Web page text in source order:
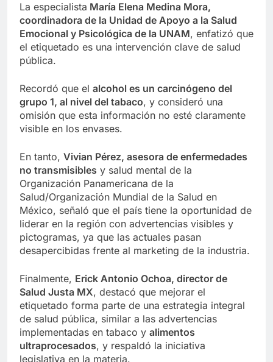
La especialista María Elena Medina Mora,
coordinadora de la Unidad de Apoyo a la Salud
Emocional y Psicológica de la UNAM, enfatizó que
el etiquetado es una intervención clave de salud
pública.
Recordó que el alcohol es un carcinógeno del
grupo 1, al nivel del tabaco, y consideró una
omisión que esta información no esté claramente
visible en los envases.
En tanto, Vivian Pérez, asesora de enfermedades
no transmisibles y salud mental de la
Organización Panamericana de la
Salud/Organización Mundial de la Salud en
México, señaló que el país tiene la oportunidad de
liderar en la región con advertencias visibles y
pictogramas, ya que las actuales pasan
desapercibidas frente al marketing de la industria.
Finalmente, Erick Antonio Ochoa, director de
Salud Justa MX, destacó que mejorar el
etiquetado forma parte de una estrategia integral
de salud pública, similar a las advertencias
implementadas en tabaco y alimentos
ultraprocesados, y respaldó la iniciativa
legislativa en la materia.